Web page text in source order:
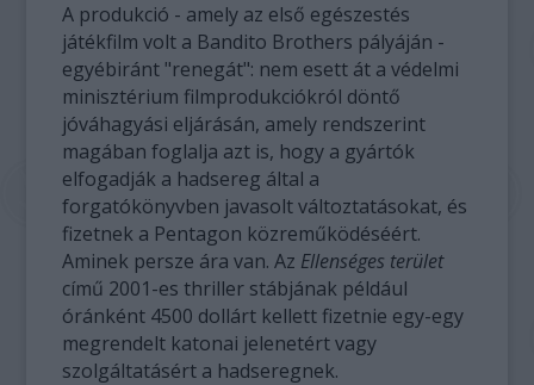
A produkció - amely az első egészestés
játékfilm volt a Bandito Brothers pályáján -
egyébiránt "renegát": nem esett át a védelmi
minisztérium filmprodukciókról döntő
jóváhagyási eljárásán, amely rendszerint
magában foglalja azt is, hogy a gyártók
elfogadják a hadsereg által a
forgatókönyvben javasolt változtatásokat, és
fizetnek a Pentagon közreműködéséért.
Aminek persze ára van. Az Ellenséges terület
című 2001-es thriller stábjának például
óránként 4500 dollárt kellett fizetnie egy-egy
megrendelt katonai jelenetért vagy
szolgáltatásért a hadseregnek.